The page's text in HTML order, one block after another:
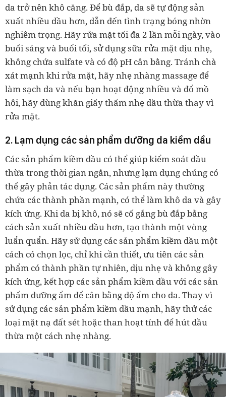
da trở nên khô căng. Để bù đắp, da sẽ tự động sản
xuất nhiều dầu hơn, dẫn đến tình trạng bóng nhờn
nghiêm trọng. Hãy rửa mặt tối đa 2 lần mỗi ngày, vào
buổi sáng và buổi tối, sử dụng sữa rửa mặt dịu nhẹ,
không chứa sulfate và có độ pH cân bằng. Tránh chà
xát mạnh khi rửa mặt, hãy nhẹ nhàng massage để
làm sạch da và nếu bạn hoạt động nhiều và đổ mồ
hôi, hãy dùng khăn giấy thấm nhẹ dầu thừa thay vì
rửa mặt.
2. Lạm dụng các sản phẩm dưỡng da kiềm dầu
Các sản phẩm kiềm dầu có thể giúp kiểm soát dầu
thừa trong thời gian ngắn, nhưng lạm dụng chúng có
thể gây phản tác dụng. Các sản phẩm này thường
chứa các thành phần mạnh, có thể làm khô da và gây
kích ứng. Khi da bị khô, nó sẽ cố gắng bù đắp bằng
cách sản xuất nhiều dầu hơn, tạo thành một vòng
luẩn quẩn. Hãy sử dụng các sản phẩm kiềm dầu một
cách có chọn lọc, chỉ khi cần thiết, ưu tiên các sản
phẩm có thành phần tự nhiên, dịu nhẹ và không gây
kích ứng, kết hợp các sản phẩm kiềm dầu với các sản
phẩm dưỡng ẩm để cân bằng độ ẩm cho da. Thay vì
sử dụng các sản phẩm kiềm dầu mạnh, hãy thử các
loại mặt nạ đất sét hoặc than hoạt tính để hút dầu
thừa một cách nhẹ nhàng.